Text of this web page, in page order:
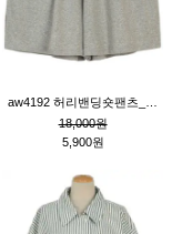
18,000원
5,900원